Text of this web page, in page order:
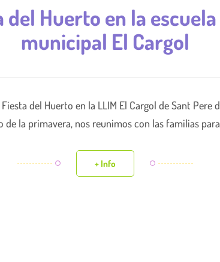
del Huerto en la
municipal El Cargol
del Huerto en la LLIM El Cargol de Sant Pere
de la primavera, nos reunimos con las familias
+ Info